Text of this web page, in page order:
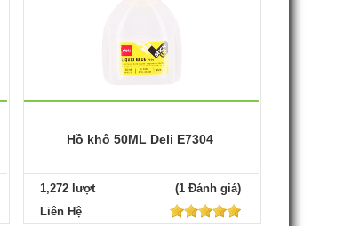
Hồ khô 50ML Deli E7304
1,272 lượt
(1 Đánh giá)
Liên Hệ